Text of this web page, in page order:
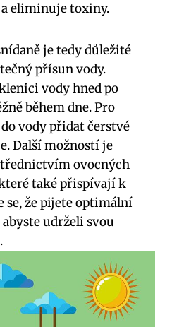
eliminuje toxiny.
je tedy důležité
přísun vody.
vody hned po
během dne. Pro
vody přidat čerstvé
Další možností je
ovocných
také přispívají k
se, že pijete optimální
udrželi svou